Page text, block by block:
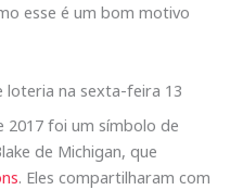
esse é um bom motivo
loteria na sexta-feira 13
foi um símbolo de
de Michigan, que
. Eles compartilharam com